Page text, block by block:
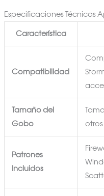
Especificaciones Técnicas
Característica
Compatibilidad
Tamaño del
Gobo
Patrones
Incluidos